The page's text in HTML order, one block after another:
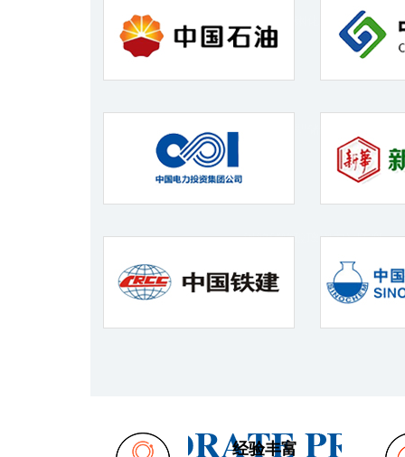
河北玻璃钢化工储罐生产
河源储罐玻璃钢内衬防腐
经验丰富